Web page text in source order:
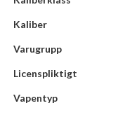
Kaliber
Varugrupp
Licenspliktigt
Vapentyp